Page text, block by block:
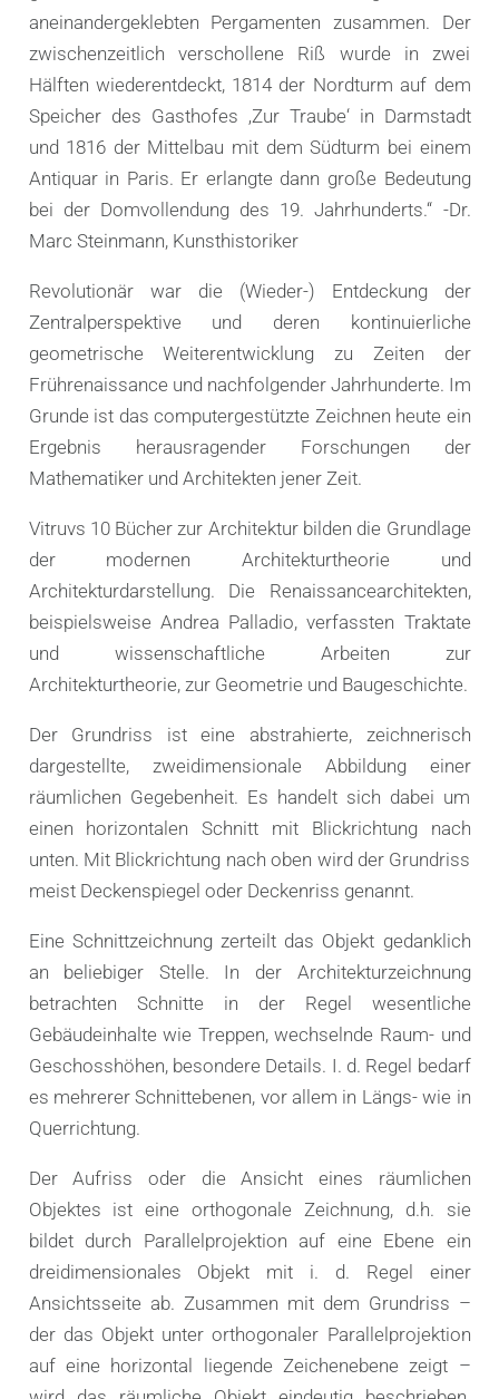
aneinandergeklebten Pergamenten zusammen. Der
zwischenzeitlich verschollene Riß wurde in zwei
Hälften wiederentdeckt, 1814 der Nordturm auf dem
Speicher des Gasthofes ‚Zur Traube‘ in Darmstadt
und 1816 der Mittelbau mit dem Südturm bei einem
Antiquar in Paris. Er erlangte dann große Bedeutung
bei der Domvollendung des 19. Jahrhunderts.“ -Dr.
Marc Steinmann, Kunsthistoriker
Revolutionär war die (Wieder-) Entdeckung der
Zentralperspektive und deren kontinuierliche
geometrische Weiterentwicklung zu Zeiten der
Frührenaissance und nachfolgender Jahrhunderte. Im
Grunde ist das computergestützte Zeichnen heute ein
Ergebnis herausragender Forschungen der
Mathematiker und Architekten jener Zeit.
Vitruvs 10 Bücher zur Architektur bilden die Grundlage
der modernen Architekturtheorie und
Architekturdarstellung. Die Renaissancearchitekten,
beispielsweise Andrea Palladio, verfassten Traktate
und wissenschaftliche Arbeiten zur
Architekturtheorie, zur Geometrie und Baugeschichte.
Der Grundriss ist eine abstrahierte, zeichnerisch
dargestellte, zweidimensionale Abbildung einer
räumlichen Gegebenheit. Es handelt sich dabei um
einen horizontalen Schnitt mit Blickrichtung nach
unten. Mit Blickrichtung nach oben wird der Grundriss
meist Deckenspiegel oder Deckenriss genannt.
Eine Schnittzeichnung zerteilt das Objekt gedanklich
an beliebiger Stelle. In der Architekturzeichnung
betrachten Schnitte in der Regel wesentliche
Gebäudeinhalte wie Treppen, wechselnde Raum- und
Geschosshöhen, besondere Details. I. d. Regel bedarf
es mehrerer Schnittebenen, vor allem in Längs- wie in
Querrichtung.
Der Aufriss oder die Ansicht eines räumlichen
Objektes ist eine orthogonale Zeichnung, d.h. sie
bildet durch Parallelprojektion auf eine Ebene ein
dreidimensionales Objekt mit i. d. Regel einer
Ansichtsseite ab. Zusammen mit dem Grundriss –
der das Objekt unter orthogonaler Parallelprojektion
auf eine horizontal liegende Zeichenebene zeigt –